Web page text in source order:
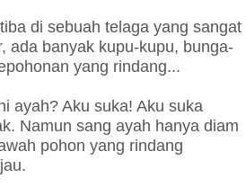
di sebuah telaga yang sangat
ada banyak kupu-kupu, bunga-
yang rindang...
ayah? Aku suka! Aku suka
Namun sang ayah hanya diam
pohon yang rindang